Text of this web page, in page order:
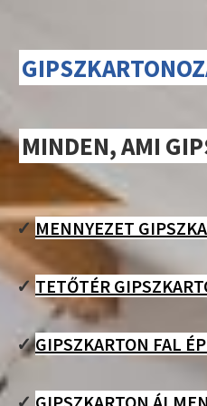
MINDEN, AMI
✓MENNYEZET
✓TETŐTÉR
✓GIPSZKARTON FAL